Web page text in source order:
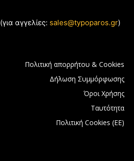
(για αγγελίες: sales@typoparos.gr)
Πολιτική απορρήτου & Cookies
Δήλωση Συμμόρφωσης
Όροι Χρήσης
Ταυτότητα
Πολιτική Cookies (ΕΕ)